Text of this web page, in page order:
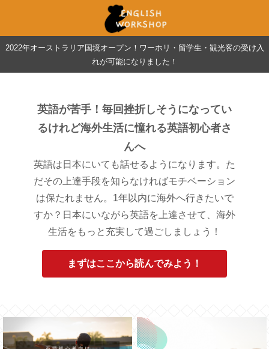
2022年オーストラリア国境オープン！ワーホリ・留学生・観光客の受け入
れが可能になりました！
英語が苦手！毎回挫折しそうになってい
るけれど海外生活に憧れる英語初心者さ
んへ
英語は日本にいても話せるようになります。た
だその上達手段を知らなければモチベーション
は保たれません。1年以内に海外へ行きたいで
すか？日本にいながら英語を上達させて、海外
生活をもっと充実して過ごしましょう！
まずはここから読んでみよう！